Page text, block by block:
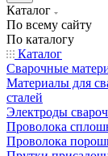
Каталог
По всему сайту
По каталогу
Каталог
Сварочные
Материалы для
сталей
Электроды
Проволока
Проволока